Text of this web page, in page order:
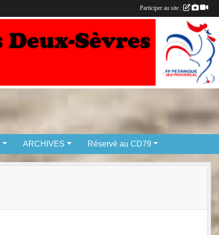
ARCHIVES Réservé au CD79
Participer au site :